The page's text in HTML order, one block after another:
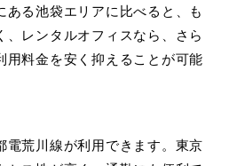
ある池袋エリアに比べると、も
、レンタルオフィスなら、さら
用料金を安く抑えることが可能
電荒川線が利用できます。東京